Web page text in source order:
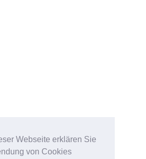
Webseite erklären Sie
von Cookies